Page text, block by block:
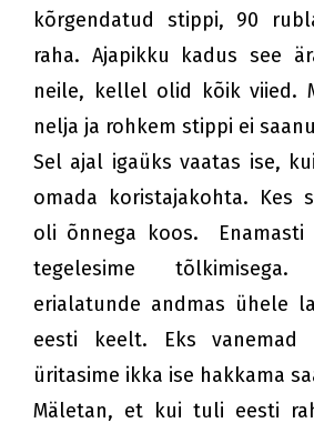
kõrgendatud stippi, 90
raha. Ajapikku kadus see
neile, kellel olid kõik viied.
nelja ja rohkem stippi ei
Sel ajal igaüks vaatas ise,
omada koristajakohta. Kes
oli õnnega koos. Enamasti
tegelesime
erialatunde andmas ühele
eesti keelt. Eks vanemad
üritasime ikka ise hakkama
Mäletan, et kui tuli eesti